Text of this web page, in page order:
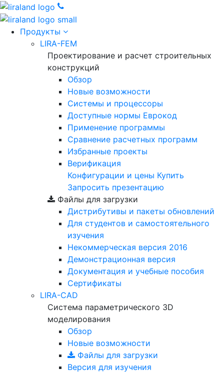
Продукты
LIRA-FEM
Проектирование и расчет строительных
конструкций
Обзор
Новые возможности
Cистемы и процессоры
Доступные нормы Еврокод
Применение программы
Сравнение расчетных программ
Избранные проекты
Верификация
Конфигурации и цены Купить
Запросить презентацию
Файлы для загрузки
Дистрибутивы и пакеты обновлений
Для студентов и самостоятельного
изучения
Некоммерческая версия 2016
Демонстрационная версия
Документация и учебные пособия
Сертификаты
LIRA-CAD
Система параметрического 3D
моделирования
Обзор
Новые возможности
Файлы для загрузки
Версия для изучения